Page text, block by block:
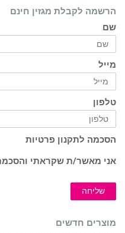
הרשמה לקבלת מגזין חינם
שם
מייל
טלפון
הסכמה לתקנון פרטיות
אני מאשר/ת שקראתי
שליחה
מוצרים חדשים